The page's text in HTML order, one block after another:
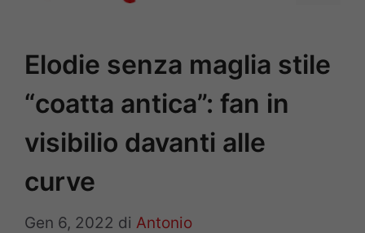
Elodie senza maglia stile
“coatta antica”: fan in
visibilio davanti alle
curve
Gen 6, 2022 di Antonio